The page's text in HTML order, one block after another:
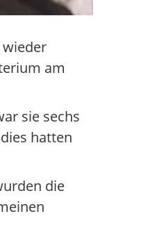
am
sie sechs
hatten
die